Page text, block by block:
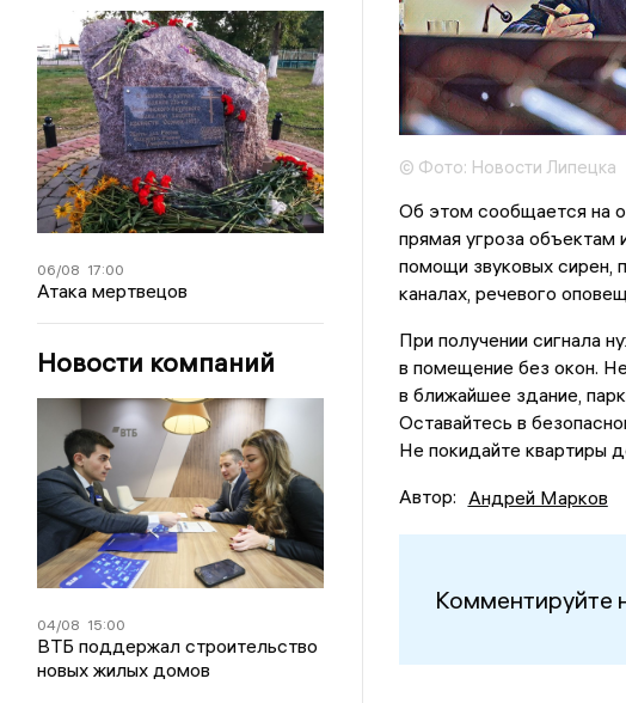
06/08 17:00
Атака мертвецов
Новости компаний
04/08 15:00
ВТБ поддержал строительство
новых жилых домов
© Фото: Новости Липецка
Об этом сообщается на
прямая угроза объектам
помощи звуковых сирен,
каналах, речевого
При получении сигнала
в помещение без окон.
в ближайшее здание,
Оставайтесь в
Не покидайте квартиры
Автор: Андрей Марков
Комментируйте